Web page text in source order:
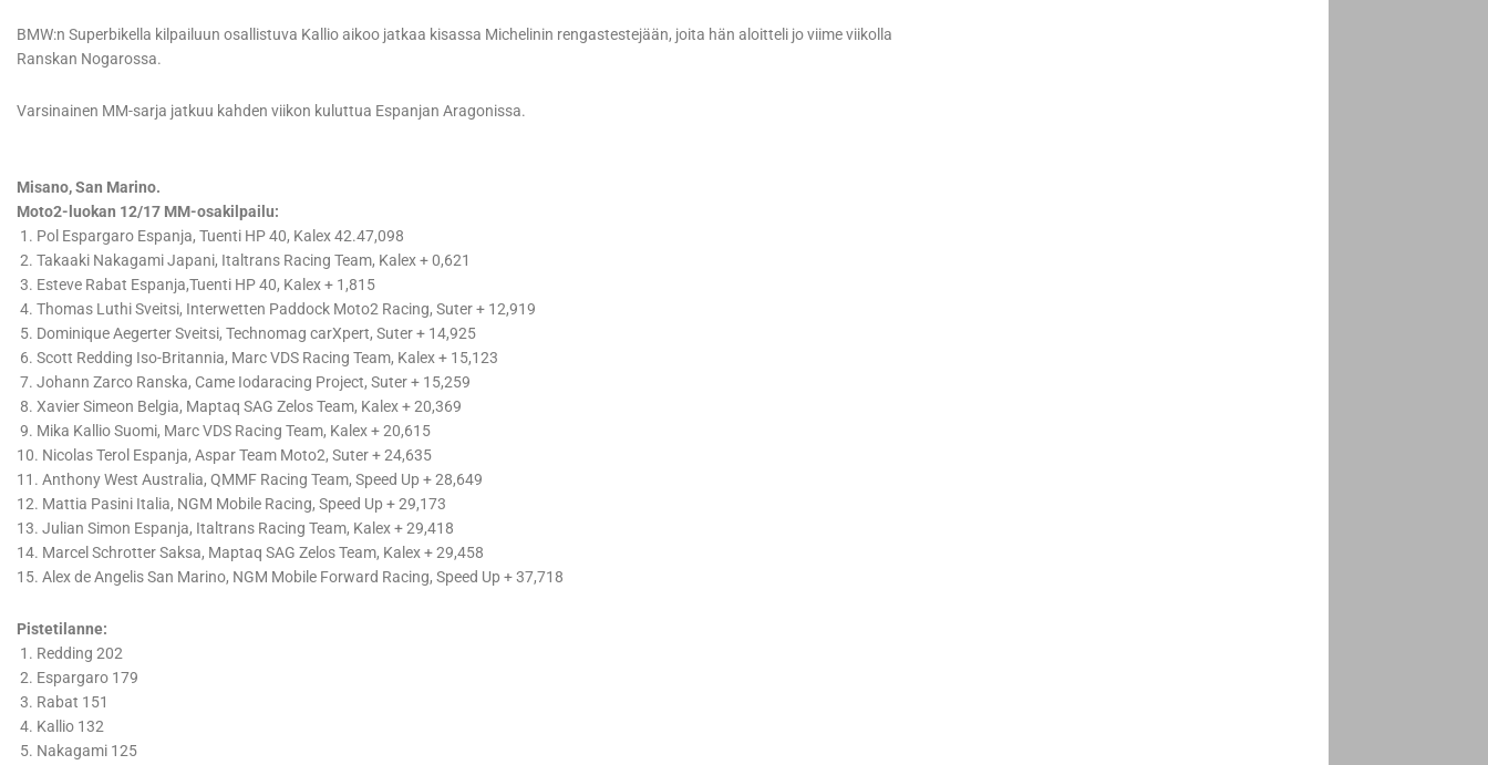
BMW:n Superbikella kilpailuun osallistuva Kallio aikoo jatkaa kisassa Michelinin rengastestejään, joita hän aloitteli jo viime viikolla
Ranskan Nogarossa.
Varsinainen MM-sarja jatkuu kahden viikon kuluttua Espanjan Aragonissa.
Misano, San Marino.
Moto2-luokan 12/17 MM-osakilpailu:
1. Pol Espargaro Espanja, Tuenti HP 40, Kalex 42.47,098
2. Takaaki Nakagami Japani, Italtrans Racing Team, Kalex + 0,621
3. Esteve Rabat Espanja,Tuenti HP 40, Kalex + 1,815
4. Thomas Luthi Sveitsi, Interwetten Paddock Moto2 Racing, Suter + 12,919
5. Dominique Aegerter Sveitsi, Technomag carXpert, Suter + 14,925
6. Scott Redding Iso-Britannia, Marc VDS Racing Team, Kalex + 15,123
7. Johann Zarco Ranska, Came Iodaracing Project, Suter + 15,259
8. Xavier Simeon Belgia, Maptaq SAG Zelos Team, Kalex + 20,369
9. Mika Kallio Suomi, Marc VDS Racing Team, Kalex + 20,615
10. Nicolas Terol Espanja, Aspar Team Moto2, Suter + 24,635
11. Anthony West Australia, QMMF Racing Team, Speed Up + 28,649
12. Mattia Pasini Italia, NGM Mobile Racing, Speed Up + 29,173
13. Julian Simon Espanja, Italtrans Racing Team, Kalex + 29,418
14. Marcel Schrotter Saksa, Maptaq SAG Zelos Team, Kalex + 29,458
15. Alex de Angelis San Marino, NGM Mobile Forward Racing, Speed Up + 37,718
Pistetilanne:
1. Redding 202
2. Espargaro 179
3. Rabat 151
4. Kallio 132
5. Nakagami 125